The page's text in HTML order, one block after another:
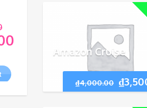
₫4,000.00 ₫
Amazon Cruise